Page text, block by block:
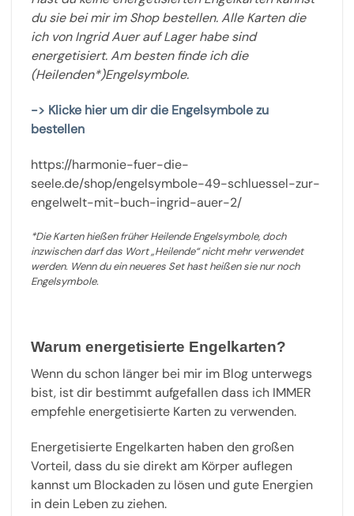
du sie bei mir im Shop bestellen. Alle Karten die
ich von Ingrid Auer auf Lager habe sind
energetisiert. Am besten finde ich die
(Heilenden*)Engelsymbole.
-> Klicke hier um dir die Engelsymbole zu
bestellen
https://harmonie-fuer-die-
seele.de/shop/engelsymbole-49-schluessel-zur-
engelwelt-mit-buch-ingrid-auer-2/
*Die Karten hießen früher Heilende Engelsymbole, doch
inzwischen darf das Wort „Heilende“ nicht mehr verwendet
werden. Wenn du ein neueres Set hast heißen sie nur noch
Engelsymbole.
Warum energetisierte Engelkarten?
Wenn du schon länger bei mir im Blog unterwegs
bist, ist dir bestimmt aufgefallen dass ich IMMER
empfehle energetisierte Karten zu verwenden.
Energetisierte Engelkarten haben den großen
Vorteil, dass du sie direkt am Körper auflegen
kannst um Blockaden zu lösen und gute Energien
in dein Leben zu ziehen.